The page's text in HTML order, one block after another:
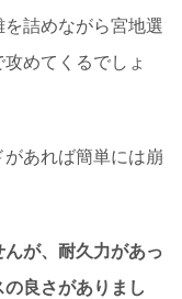
詰めながら宮地選
めてくるでしょ
あれば簡単には崩
が、耐久力があっ
良さがありまし